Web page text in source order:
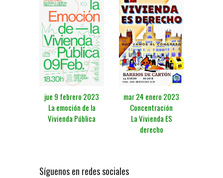
jue 9 febrero 2023
La emoción de la
Vivienda Pública
mar 24 enero 2023
Concentración
La Vivienda ES
derecho
Síguenos en redes sociales